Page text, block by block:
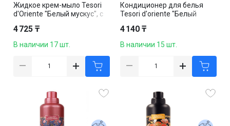
Жидкое крем-мыло Tesori
d'Oriente "Белый мускус", с
4 725 ₸
В наличии 17 шт.
Кондиционер для белья
Tesori d'oriente "Белый
4 140 ₸
В наличии 15 шт.